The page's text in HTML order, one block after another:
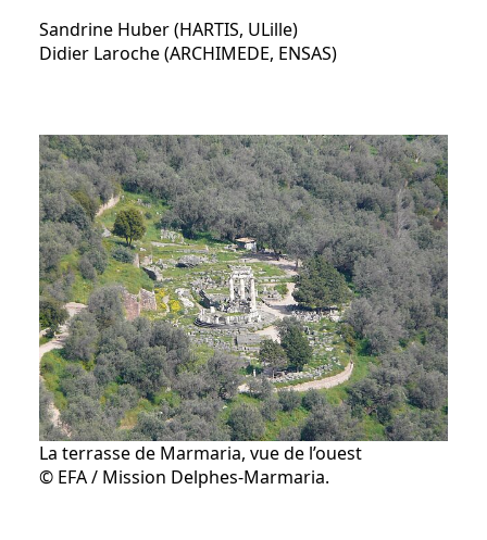
Sandrine Huber (HARTIS, ULille)
Didier Laroche (ARCHIMEDE, ENSAS)
La terrasse de Marmaria, vue de l’ouest
© EFA / Mission Delphes-Marmaria.